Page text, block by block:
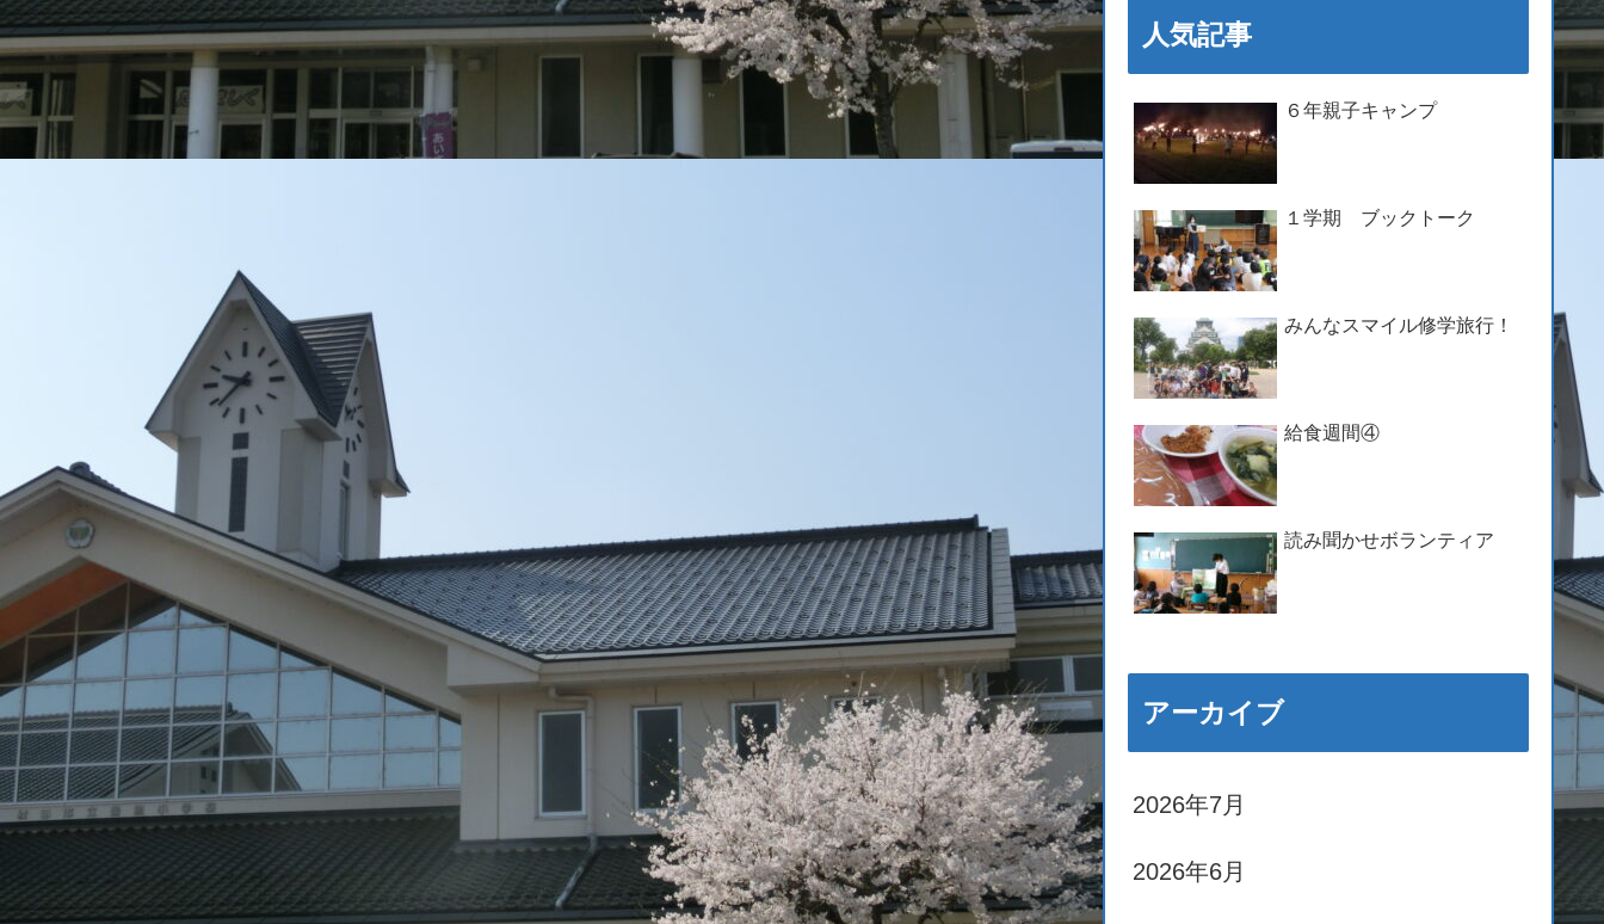
人気記事
６年親子キャンプ
１学期 ブックトーク
みんなスマイル修学旅行！
給食週間④
読み聞かせボランティア
アーカイブ
2026年7月
2026年6月